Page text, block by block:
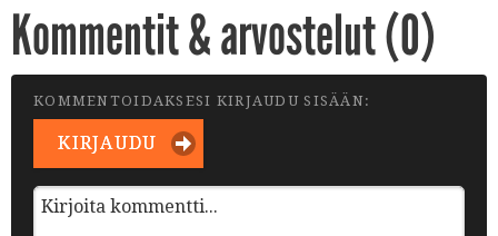
Kommentit & arvostelut (0)
KOMMENTOIDAKSESI KIRJAUDU SISÄÄN:
KIRJAUDU